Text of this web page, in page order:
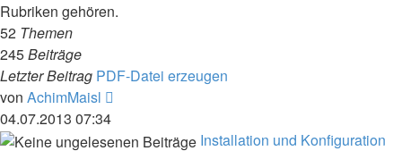
Rubriken gehören.
52 Themen
245Beiträge
Letzter Beitrag PDF-Datei erzeugen
von AchimMaisl
04.07.2013 07:34
Installation und Konfiguration